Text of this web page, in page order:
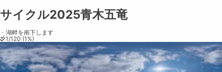
Exit VR
VR Setup
Exit Full Screen
Adjust your view bymoving
zooming in and out
perfect shot.
Share on
サイクル2025青木五竜
· 湖畔を南下します
1/120 (1 %)